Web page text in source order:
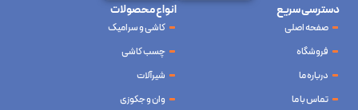
دسترسی سریع
صفحه اصلی
فروشگاه
درباره ما
تماس با ما
انواع محصولات
کاشی و سرامیک
چسب کاشی
شیرآلات
وان و جکوزی